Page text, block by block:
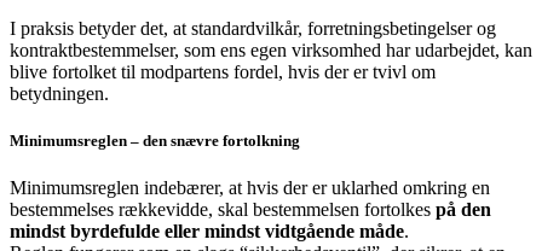
I praksis betyder det, at standardvilkår, forretningsbetingelser og
kontraktbestemmelser, som ens egen virksomhed har udarbejdet, kan
blive fortolket til modpartens fordel, hvis der er tvivl om
betydningen.
Minimumsreglen – den snævre fortolkning
Minimumsreglen indebærer, at hvis der er uklarhed omkring en
bestemmelses rækkevidde, skal bestemmelsen fortolkes på den
mindst byrdefulde eller mindst vidtgående måde.